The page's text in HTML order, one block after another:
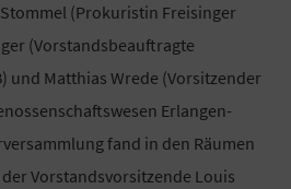
(Prokuristin Freisinger
(Vorstandsbeauftragte
und Matthias Wrede (Vorsitzender
Erlangen-
fand in den Räumen
Vorstandsvorsitzende Louis